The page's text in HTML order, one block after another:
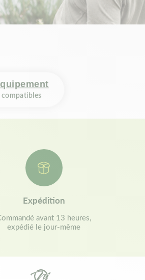
Expédition
avant 13 heures,
expédié le jour-même